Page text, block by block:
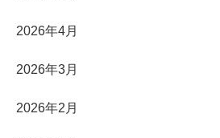
2026年4月
2026年3月
2026年2月